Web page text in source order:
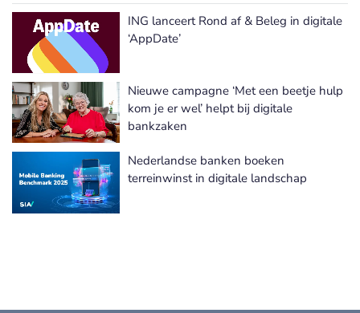
ING lanceert Rond af & Beleg in digitale
‘AppDate’
Nieuwe campagne ‘Met een beetje hulp
kom je er wel’ helpt bij digitale
bankzaken
Nederlandse banken boeken
terreinwinst in digitale landschap